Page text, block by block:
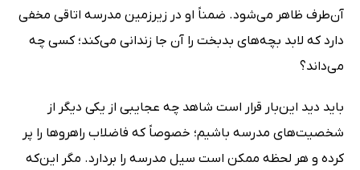
آن‌طرف ظاهر می‌شود. ضمناً او در زیرزمین مدرسه اتاقی مخفی
دارد که لابد بچه‌های بدبخت را آن جا زندانی می‌کند؛ کسی چه
می‌داند؟
باید دید این‌بار قرار است شاهد چه عجایبی از یکی دیگر از
شخصیت‌های مدرسه باشیم؛ خصوصاً که فاضلاب راهروها را پر
کرده و هر لحظه ممکن است سیل مدرسه را بردارد. مگر این‌که